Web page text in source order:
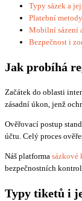
Typy sázek a
Platební
Mobilní sázení
Bezpečnost i
Jak probíhá
Začátek do oblasti
zásadní úkon, jenž
Ověřovací postup
účtu. Celý proces
Náš platforma sázkové
bezpečnostních
Typy tiketů i